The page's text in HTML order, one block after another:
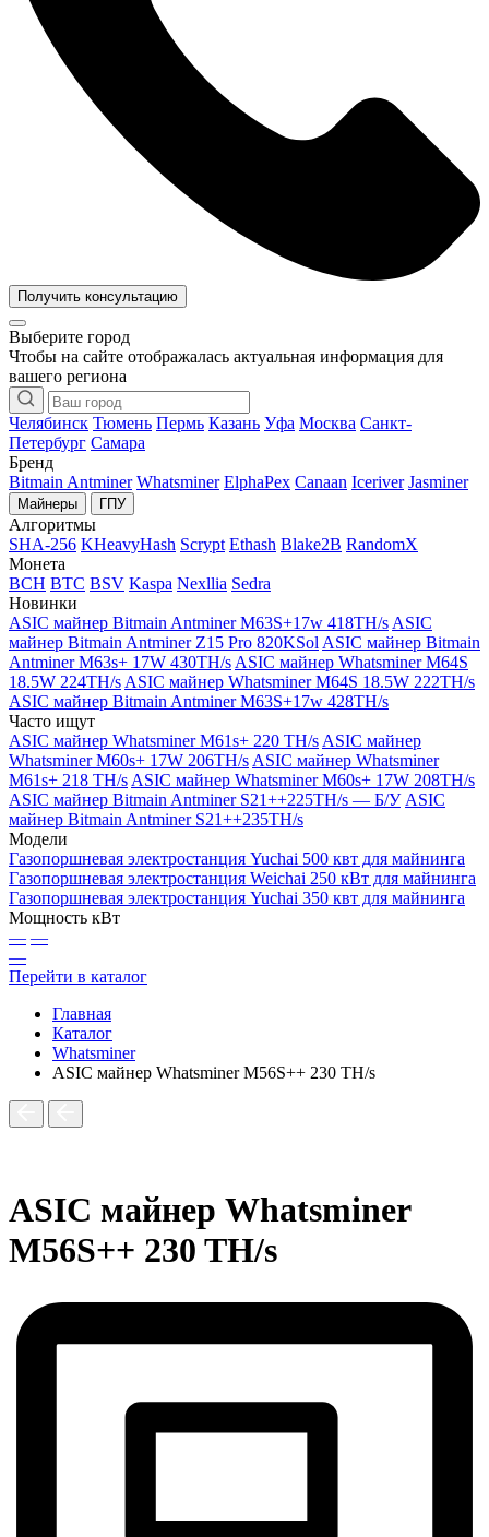
Получить консультацию
Выберите город
Чтобы на сайте отображалась актуальная информация для
вашего региона
Челябинск Тюмень Пермь Казань Уфа Москва Санкт-
Петербург Самара
Бренд
Bitmain Antminer Whatsminer ElphaPex Canaan Iceriver Jasminer
Майнеры ГПУ
Алгоритмы
SHA-256 KHeavyHash Scrypt Ethash Blake2B RandomX
Монета
BCH BTC BSV Kaspa Nexllia Sedra
Новинки
ASIC майнер Bitmain Antminer M63S+17w 418TH/s ASIC
майнер Bitmain Antminer Z15 Pro 820KSol ASIC майнер Bitmain
Antminer M63s+ 17W 430TH/s ASIC майнер Whatsminer M64S
18.5W 224TH/s ASIC майнер Whatsminer M64S 18.5W 222TH/s
ASIC майнер Bitmain Antminer M63S+17w 428TH/s
Часто ищут
ASIC майнер Whatsminer M61s+ 220 TH/s ASIC майнер
Whatsminer M60s+ 17W 206TH/s ASIC майнер Whatsminer
M61s+ 218 TH/s ASIC майнер Whatsminer M60s+ 17W 208TH/s
ASIC майнер Bitmain Antminer S21++225TH/s — Б/У ASIC
майнер Bitmain Antminer S21++235TH/s
Модели
Газопоршневая электростанция Yuchai 500 квт для майнинга
Газопоршневая электростанция Weichai 250 кВт для майнинга
Газопоршневая электростанция Yuchai 350 квт для майнинга
Мощность кВт
— —
—
Перейти в каталог
Главная
Каталог
Whatsminer
ASIC майнер Whatsminer M56S++ 230 TH/s
ASIC майнер Whatsminer
M56S++ 230 TH/s